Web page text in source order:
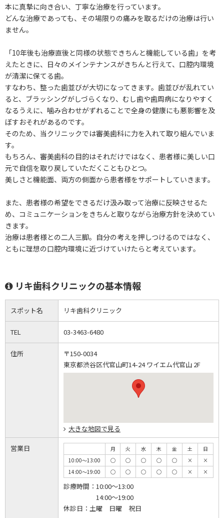
本に真摯に向き合い、丁寧な治療を行っています。
どんな治療であっても、その場限りの痛みを取るだけの治療は行い
ません。
「10年後も治療直後と同様の状態できちんと機能している歯」を考
えたときに、日々のメインテナンスがきちんと行えて、口腔内環境
が清潔に保てる歯。
すなわち、整った歯並びが大切になってきます。歯並びが乱れてい
ると、ブラッシングがしづらくなり、むし歯や歯周病になりやすく
なるうえに、噛み合わせがずれることで全身の健康にも悪影響を及
ぼすおそれがあるのです。
そのため、当クリニックでは審美歯科に力を入れて取り組んでいま
す。
もちろん、審美歯科の目的はそれだけではなく、患者様に美しい口
元で自信を取り戻していただくこともひとつ。
美しさと機能面、両方の側面から患者様をサポートしていきます。
また、患者様の希望をできるだけ汲み取って治療に反映させるた
め、コミュニケーションをきちんと取りながら治療方針を決めてい
きます。
治療は患者様との二人三脚。自分の考えを押しつけるのではなく、
ともに理想の口腔内環境に近づけていけたらと考えています。
リキ歯科クリニックの基本情報
スポット名 リキ歯科クリニック
TEL 03-3463-6480
住所
〒150-0034
東京都渋谷区代官山町14-24 ワイエム代官山 2F
大きな地図で見る
営業日 月 火 水 木 金 土
日
10:00～13:00
◯ ◯ ◯ ◯ ◯ ×
×
14:00～19:00
◯ ◯ ◯ ◯ ◯ × ×
診療時間： 10:00～13:00
14:00～19:00
休診日： 土曜 日曜 祝日